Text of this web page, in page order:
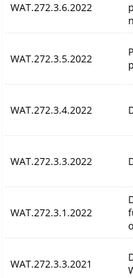
WAT.272.3.6.2022
WAT.272.3.5.2022
WAT.272.3.4.2022
WAT.272.3.3.2022
WAT.272.3.1.2022
WAT.272.3.3.2021